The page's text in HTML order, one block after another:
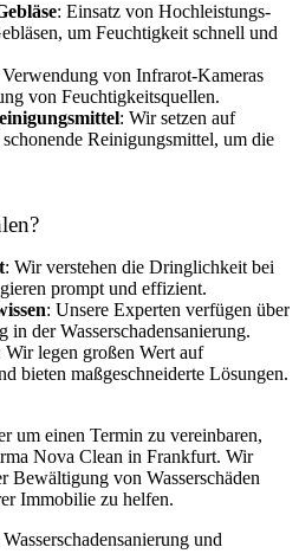
: Einsatz von Hochleistungs-
um Feuchtigkeit schnell und
Verwendung von Infrarot-Kameras
von Feuchtigkeitsquellen.
: Wir setzen auf
Reinigungsmittel, um die
: Wir verstehen die Dringlichkeit bei
prompt und effizient.
: Unsere Experten verfügen über
in der Wasserschadensanierung.
Wir legen großen Wert auf
bieten maßgeschneiderte Lösungen.
um einen Termin zu vereinbaren,
Nova Clean in Frankfurt. Wir
Bewältigung von Wasserschäden
Immobilie zu helfen.
und